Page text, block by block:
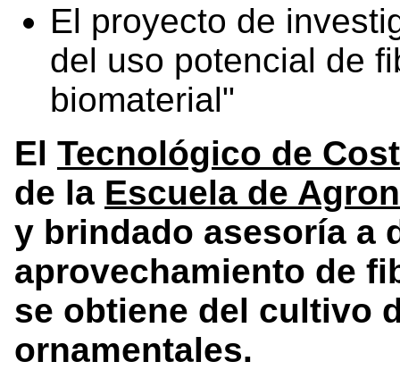
El proyecto de
del uso potencial de
biomaterial"
El Tecnológico de
de la Escuela de
y brindado asesoría a
aprovechamiento de
se obtiene del cultivo
ornamentales.